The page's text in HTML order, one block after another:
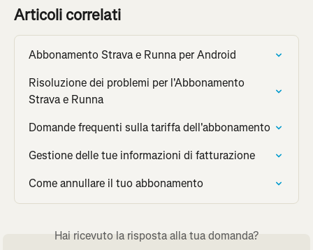
Articoli correlati
Abbonamento Strava e Runna per Android
Risoluzione dei problemi per l'Abbonamento
Strava e Runna
Domande frequenti sulla tariffa dell'abbonamento
Gestione delle tue informazioni di fatturazione
Come annullare il tuo abbonamento
Hai ricevuto la risposta alla tua domanda?